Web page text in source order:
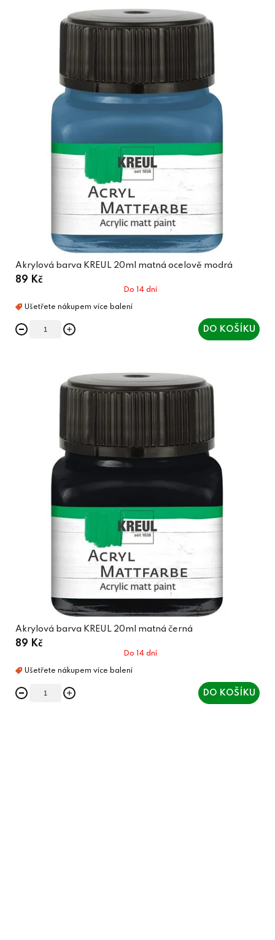
Akrylová barva KREUL 20ml matná ocelově modrá
89 Kč
Do 14 dní
DO KOŠÍKU
Akrylová barva KREUL 20ml matná černá
89 Kč
Do 14 dní
DO KOŠÍKU